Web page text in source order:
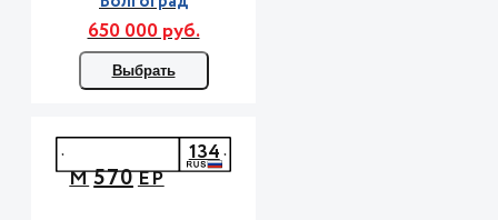
650 000 руб.
Выбрать
М570ЕР
134